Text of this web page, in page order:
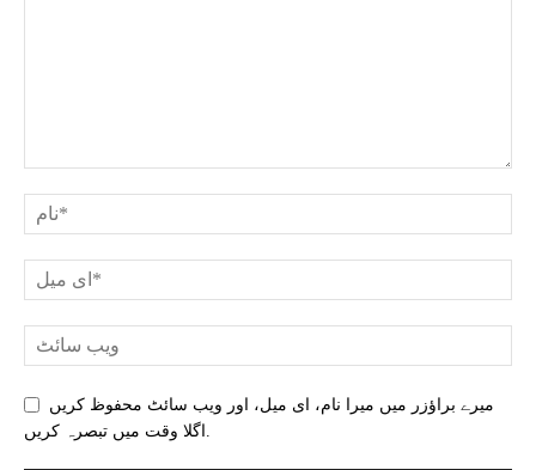
میرے براؤزر میں میرا نام، ای میل، اور ویب سائٹ محفوظ کریں
اگلا وقت میں تبصرہ کریں.